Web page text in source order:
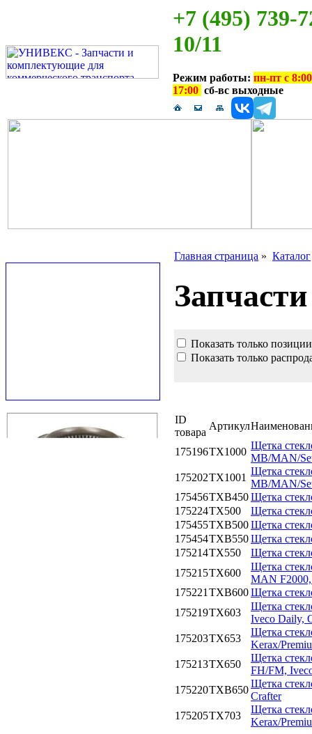
+7 (495) 739-
10/11
Режим работы: пн-пт с
17:00 сб-вс выходные
Главная страница » Каталог
Показать только
Показать только
ID
товара
Артикул
175196TX1000
Щетка
MB/MAN/
175202TX1001
Щетка
MB/MAN/
175456TXB450Щетка
175224TX500
Щетка
175455TXB500Щетка
175454TXB550Щетка
175214TX550
Щетка
175215TX600
Щетка
MAN
175221 TXB600Щетка
175219TX603
Щетка
Iveco Daily,
175203TX653
Щетка
Kerax/
175213TX650
Щетка
FH/FM,
175220TXB650
Щетка
Crafter
175205TX703
Щетка
Kerax/